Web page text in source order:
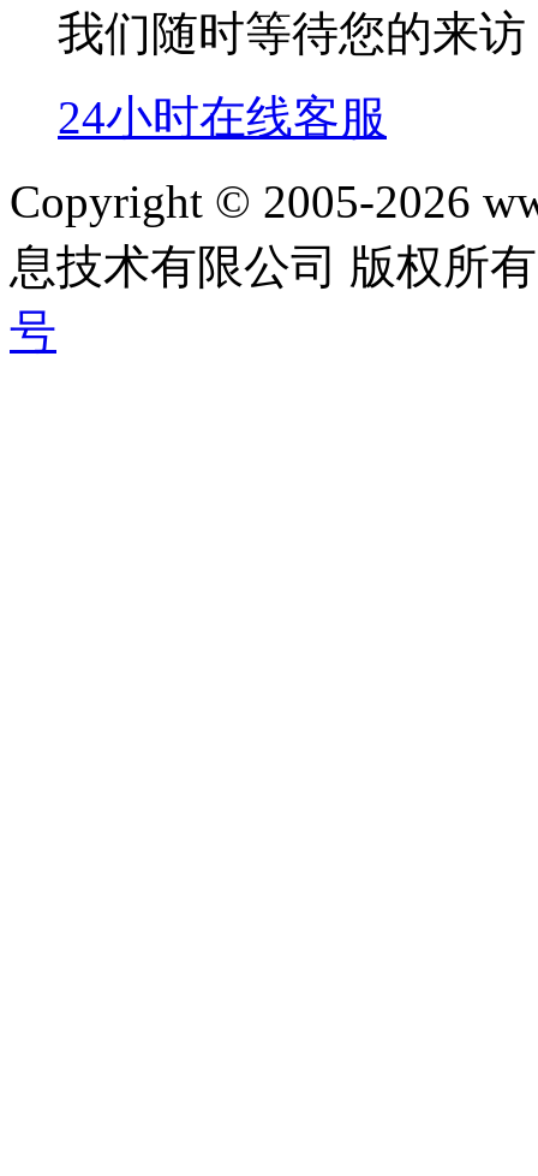
我们随时等待您的来访
24小时在线客服
Copyright © 2005-2026
息技术有限公司 版权所
号